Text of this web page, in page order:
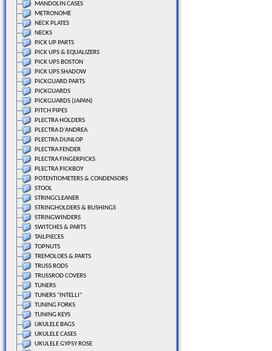
MANDOLIN CASES
METRONOME
NECK PLATES
NECKS
PICK UP PARTS
PICK UPS & EQUALIZERS
PICK UPS BOSTON
PICK UPS SHADOW
PICKGUARD PARTS
PICKGUARDS
PICKGUARDS (JAPAN)
PITCH PIPES
PLECTRA HOLDERS
PLECTRA D'ANDREA
PLECTRA DUNLOP
PLECTRA FENDER
PLECTRA FINGERPICKS
PLECTRA PICKBOY
POTENTIOMETERS & CONDENSORS
STOOL
STRINGCLEANER
STRINGHOLDERS & BUSHINGS
STRINGWINDERS
SWITCHES & PARTS
TAILPIECES
TOPNUTS
TREMOLOES & PARTS
TRUSS RODS
TRUSSROD COVERS
TUNERS
TUNERS "INTELLI"
TUNING FORKS
TUNING KEYS
UKULELE BAGS
UKULELE CASES
UKULELE GYPSY ROSE